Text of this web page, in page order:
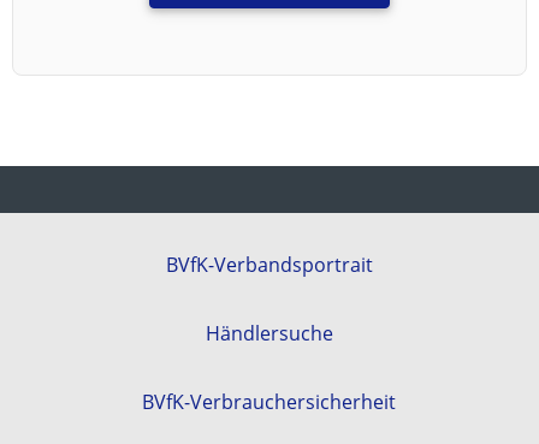
BVfK-Verbandsportrait
Händlersuche
BVfK-Verbrauchersicherheit